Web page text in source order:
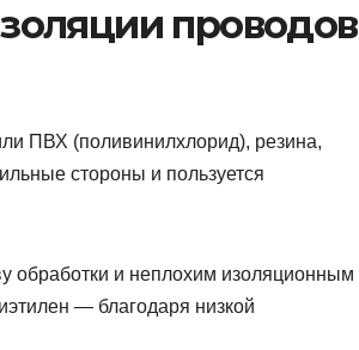
проводов
ПВХ (поливинилхлорид), резина,
стороны и пользуется
обработки и неплохим изоляционным
— благодаря низкой